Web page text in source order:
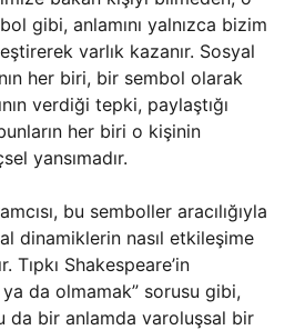
gibi, anlamını yalnızca bizim
varlık kazanır. Sosyal
her biri, bir sembol olarak
verdiği tepki, paylaştığı
her biri o kişinin
yansımadır.
bu semboller aracılığıyla
dinamiklerin nasıl etkileşime
Tıpkı Shakespeare’in
ya da olmamak” sorusu gibi,
da bir anlamda varoluşsal bir